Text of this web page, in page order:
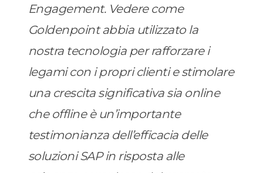
Engagement. Vedere come
Goldenpoint abbia utilizzato la
nostra tecnologia per rafforzare i
legami con i propri clienti e stimolare
una crescita significativa sia online
che offline è un’importante
testimonianza dell’efficacia delle
soluzioni SAP in risposta alle